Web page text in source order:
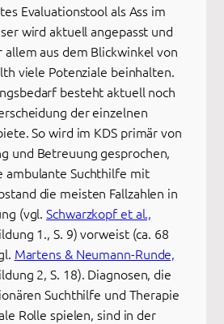
Evaluationstool als Ass im
wird aktuell angepasst und
allem aus dem Blickwinkel von
viele Potenziale beinhalten.
besteht aktuell noch
der einzelnen
So wird im KDS primär von
und Betreuung gesprochen,
ambulante Suchthilfe mit
die meisten Fallzahlen in
(vgl.Schwarzkopf et al.,
1., S. 9) vorweist (ca. 68
Martens & Neumann-Runde,
2, S. 18). Diagnosen, die
Suchthilfe und Therapie
Rolle spielen, sind in der